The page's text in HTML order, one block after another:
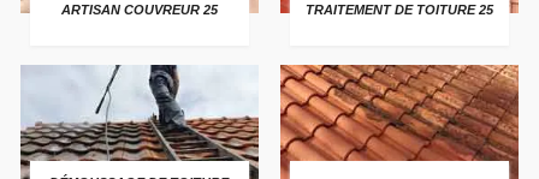
ARTISAN COUVREUR 25 TRAITEMENT DE TOITURE 25